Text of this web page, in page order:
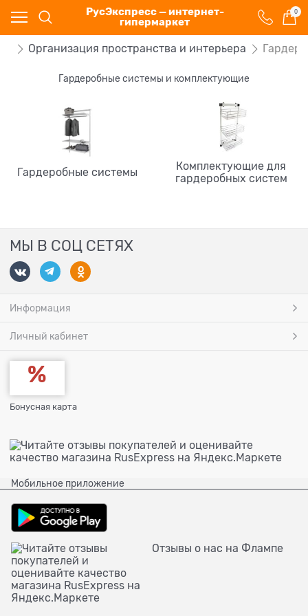
РусЭкспресс — интернет-
гипермаркет
0
Организация пространства и интерьера
Гардеробные системы и комплектующие
Гардеробные системы
Комплектующие для
гардеробных систем
МЫ В СОЦ СЕТЯХ
Информация
Личный кабинет
Бонусная карта
Мобильное приложение
Отзывы о нас на Флампе